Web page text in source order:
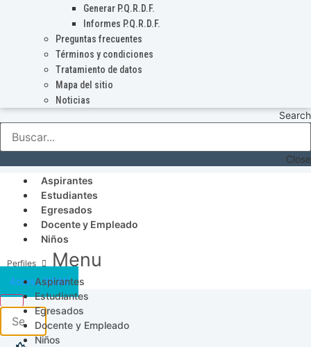
Generar P.Q.R.D.F.
Informes P.Q.R.D.F.
Preguntas frecuentes
Términos y condiciones
Tratamiento de datos
Mapa del sitio
Noticias
Search
Close
Aspirantes
Estudiantes
Egresados
Docente y Empleado
Niños
Menu
Aspirantes
Estudiantes
Egresados
Docente y Empleado
Niños
Acceso SICAU